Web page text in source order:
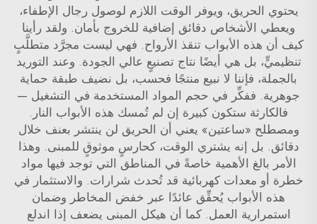
يحتوي الحريق، ويوفر الوقت اللازم لوصول رجال الإطفاء،
ويعطي الأشخاص دقائق إضافية للخروج بأمان. ولقد رأينا
كيف أن هذه الأبواب تنقذ الأرواح. فهي ليست مجرَّد متطلَّبٍ
تنظيميٍّ، بل هي أيضًا نتاج تصنيعٍ عالي الجودة. وعند التوريد
بالجملة، فإننا لا نبيع منتجًا فحسب، بل نضيف طبقة حماية
جوهرية. ففكِّر في حجم المواد المستخدمة في التشغيل —
فالكارثة ستكون كبيرة إن لم تُمسك هذه الأبواب النار.
ومصطلح «ساعتين» يعني أن الحريق لن ينتشر بعنف خلال
دقائق. بل إنه يشتري الوقت، كحارسٍ موثوقٍ للمبنى. وهذا
الأمر بالغ الأهمية خاصةً في المناطق التي توجد فيها مواد
خطرة أو معدات كهربائية قد تُحدث شرارات. والاستثمار في
هذه الأبواب يُحقِّق عائدًا عبر خفض المخاطر وضمان
استمرارية العمل. كما أن هيكل المبنى يضعف إذا اندلع